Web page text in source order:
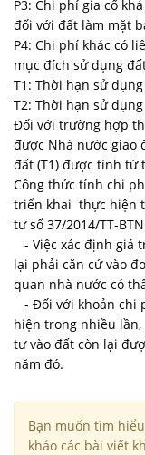
P3: Chi phí gia cố
đối với đất làm mặt
P4: Chi phí khác có
mục đích sử dụng
T1: Thời hạn sử
T2: Thời hạn sử
Đối với trường hợp
được Nhà nước giao
đất (T1) được tính từ
Công thức tính chi
triển khai thực hiện
tư số 37/2014/TT-
- Việc xác định giá
lại phải căn cứ vào
quan nhà nước có
- Đối với khoản chi
hiện trong nhiều
tư vào đất còn lại
năm đó.
Bạn muốn tìm
khảo các bài viết